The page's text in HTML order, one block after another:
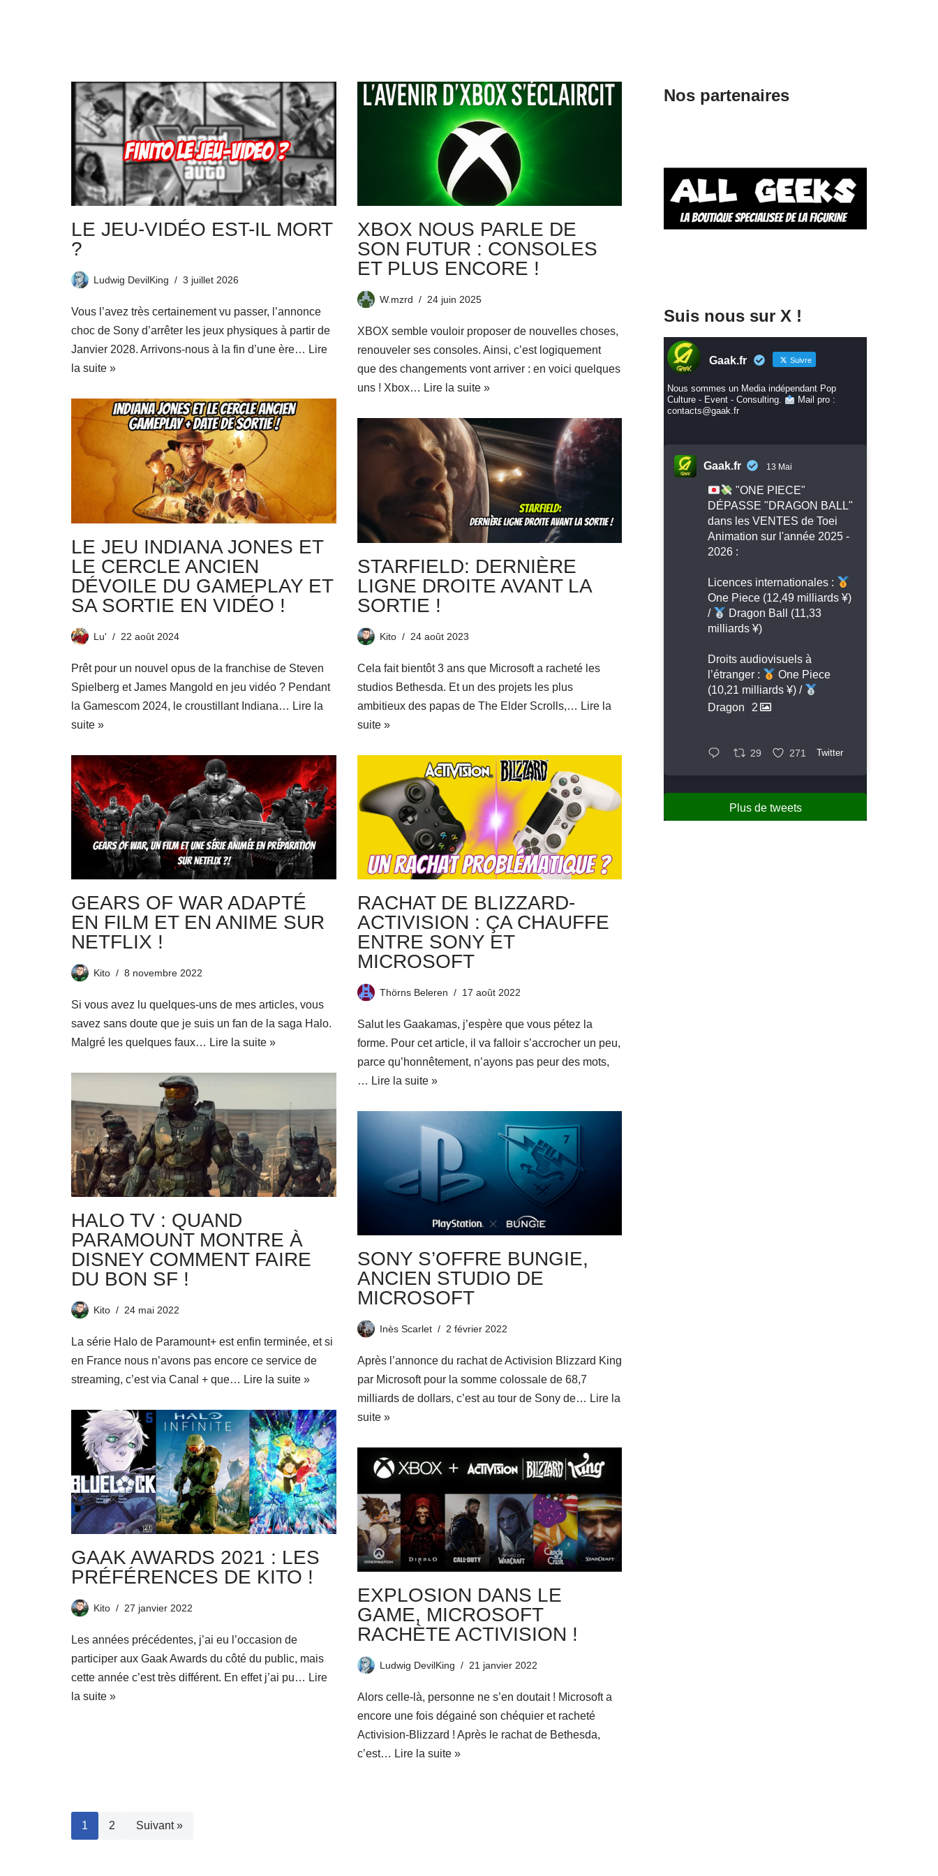
LE JEU-VIDÉO EST-IL MORT
?
Ludwig DevilKing 3 juillet 2026
Vous l’avez très certainement vu passer, l’annonce
choc de Sony d’arrêter les jeux physiques à partir de
Janvier 2028. Arrivons-nous à la fin d’une ère… Lire
la suite »
XBOX NOUS PARLE DE
SON FUTUR : CONSOLES
ET PLUS ENCORE !
W.mzrd 24 juin 2025
XBOX semble vouloir proposer de nouvelles choses,
renouveler ses consoles. Ainsi, c’est logiquement
que des changements vont arriver : en voici quelques
uns ! Xbox… Lire la suite »
LE JEU INDIANA JONES ET
LE CERCLE ANCIEN
DÉVOILE DU GAMEPLAY ET
SA SORTIE EN VIDÉO !
Lu' 22 août 2024
Prêt pour un nouvel opus de la franchise de Steven
Spielberg et James Mangold en jeu vidéo ? Pendant
la Gamescom 2024, le croustillant Indiana… Lire la
suite »
STARFIELD: DERNIÈRE
LIGNE DROITE AVANT LA
SORTIE !
Kito 24 août 2023
Cela fait bientôt 3 ans que Microsoft a racheté les
studios Bethesda. Et un des projets les plus
ambitieux des papas de The Elder Scrolls,… Lire la
suite »
GEARS OF WAR ADAPTÉ
EN FILM ET EN ANIME SUR
NETFLIX !
Kito 8 novembre 2022
Si vous avez lu quelques-uns de mes articles, vous
savez sans doute que je suis un fan de la saga Halo.
Malgré les quelques faux… Lire la suite »
RACHAT DE BLIZZARD-
ACTIVISION : ÇA CHAUFFE
ENTRE SONY ET
MICROSOFT
Thörns Beleren 17 août 2022
Salut les Gaakamas, j’espère que vous pétez la
forme. Pour cet article, il va falloir s’accrocher un peu,
parce qu’honnêtement, n’ayons pas peur des mots,
… Lire la suite »
HALO TV : QUAND
PARAMOUNT MONTRE À
DISNEY COMMENT FAIRE
DU BON SF !
Kito 24 mai 2022
La série Halo de Paramount+ est enfin terminée, et si
en France nous n’avons pas encore ce service de
streaming, c’est via Canal + que… Lire la suite »
SONY S’OFFRE BUNGIE,
ANCIEN STUDIO DE
MICROSOFT
Inès Scarlet 2 février 2022
Après l’annonce du rachat de Activision Blizzard King
par Microsoft pour la somme colossale de 68,7
milliards de dollars, c’est au tour de Sony de… Lire la
suite »
GAAK AWARDS 2021 : LES
PRÉFÉRENCES DE KITO !
Kito 27 janvier 2022
Les années précédentes, j’ai eu l’occasion de
participer aux Gaak Awards du côté du public, mais
cette année c’est très différent. En effet j’ai pu… Lire
la suite »
EXPLOSION DANS LE
GAME, MICROSOFT
RACHÈTE ACTIVISION !
Ludwig DevilKing 21 janvier 2022
Alors celle-là, personne ne s’en doutait ! Microsoft a
encore une fois dégainé son chéquier et racheté
Activision-Blizzard ! Après le rachat de Bethesda,
c’est… Lire la suite »
1 2 Suivant »
Nos partenaires
Suis nous sur X !
Gaak.fr Suivre
Nous sommes un Media indépendant Pop
Culture - Event - Consulting.
Mail pro :
contacts@gaak.fr
Gaak.fr 13 Mai
"ONE PIECE"
DÉPASSE "DRAGON BALL"
dans les VENTES de Toei
Animation sur l'année 2025 -
2026 :
Licences internationales :
One Piece (12,49 milliards ¥)
/
Dragon Ball (11,33
milliards ¥)
Droits audiovisuels à
l’étranger :
One Piece
(10,21 milliards ¥) /
Dragon
2
29 271 Twitter
Plus de tweets